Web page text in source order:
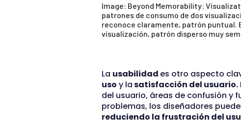
Image: Beyond Memorability:
patrones de consumo de dos
reconoce claramente, patrón puntual.
visualización, patrón disperso muy
La usabilidad es otro aspecto
uso y lasatisfacción del usuario.
del usuario, áreas de confusión y
problemas, los diseñadores
reduciendo la frustración del